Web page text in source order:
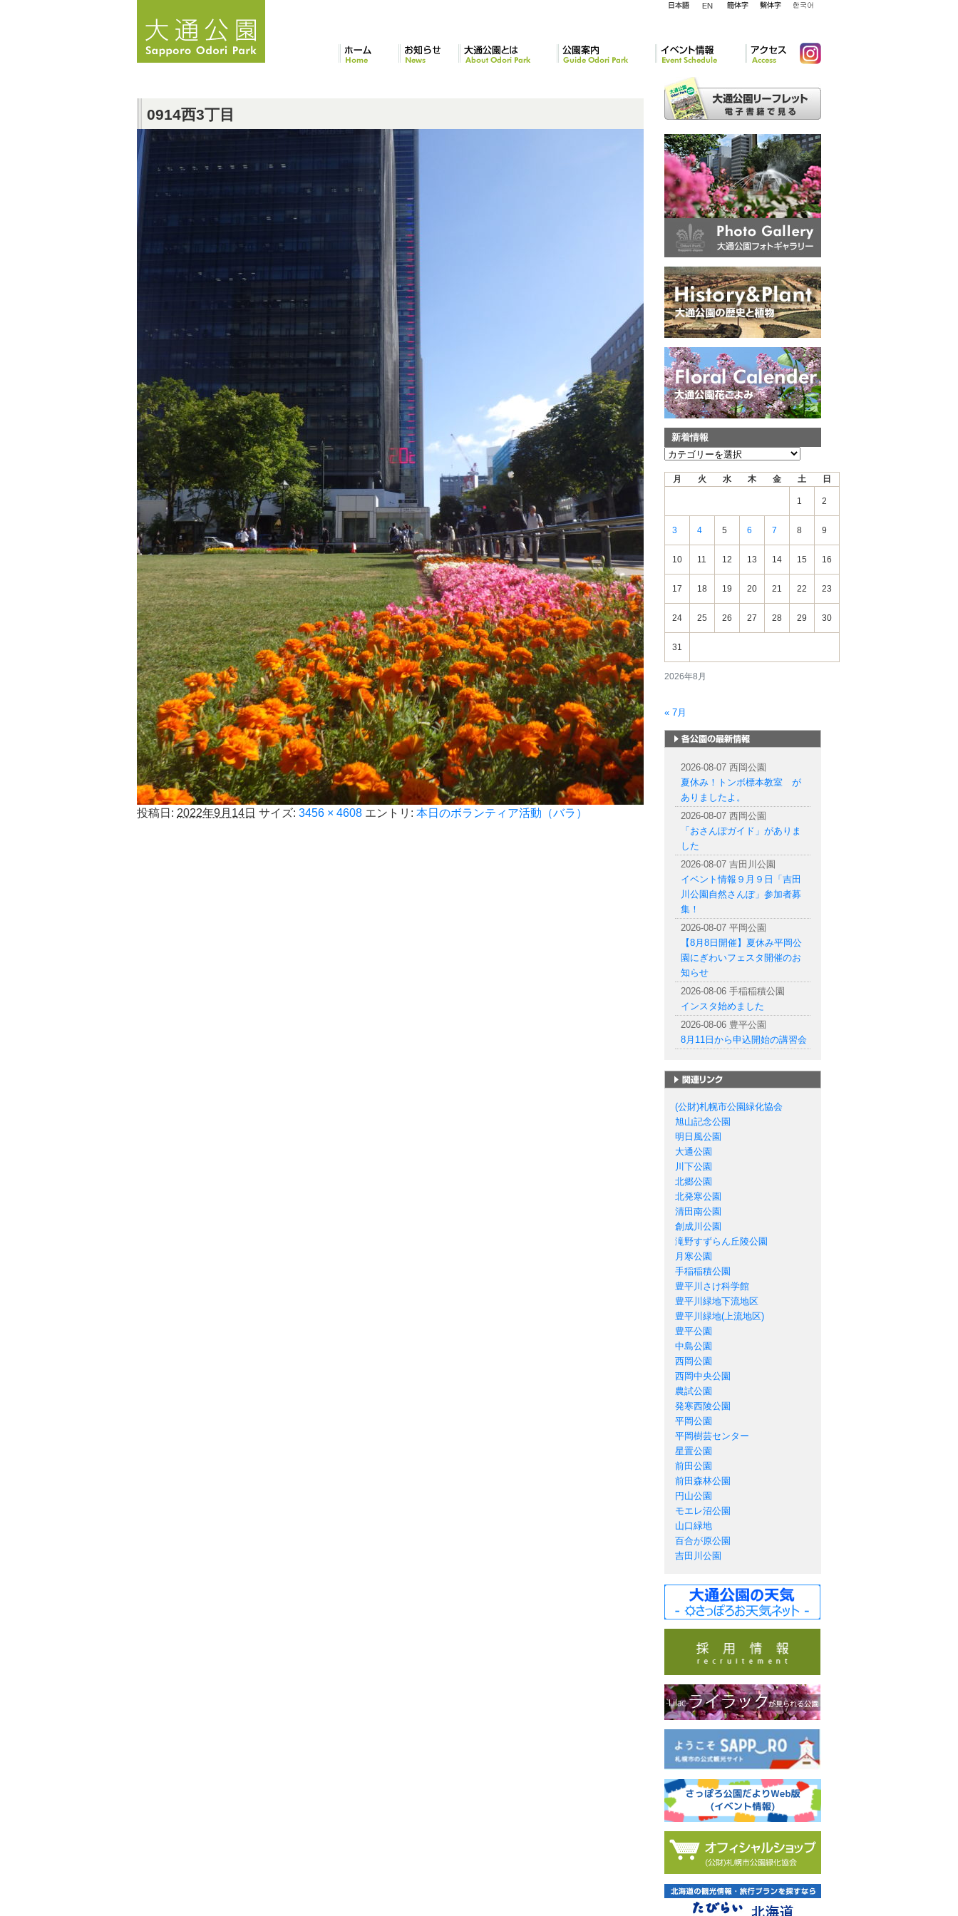
ス
0914西3丁目
投稿日: 2022年9月14日 サイズ: 3456 × 4608 エントリ: 本日のボランティア活動（バラ）
新着情報
新
2026年8月
月 火 水 木 金 土 日
1 2
3 4 5 6 7 8 9
10 11 12 13 14 15 16
17 18 19 20 21 22 23
24 25 26 27 28 29 30
31
« 7月
2026-08-07 西岡公園
夏休み！トンボ標本教室 が
ありましたよ。
2026-08-07 西岡公園
「おさんぽガイド」がありま
した
2026-08-07 吉田川公園
イベント情報９月９日「吉田
川公園自然さんぽ」参加者募
集！
2026-08-07 平岡公園
【8月8日開催】夏休み平岡公
園にぎわいフェスタ開催のお
知らせ
2026-08-06 手稲稲積公園
インスタ始めました
2026-08-06 豊平公園
8月11日から申込開始の講習会
(公財)札幌市公園緑化協会
旭山記念公園
明日風公園
大通公園
川下公園
北郷公園
北発寒公園
清田南公園
創成川公園
滝野すずらん丘陵公園
月寒公園
手稲稲積公園
豊平川さけ科学館
豊平川緑地下流地区
豊平川緑地(上流地区)
豊平公園
中島公園
西岡公園
西岡中央公園
農試公園
発寒西陵公園
平岡公園
平岡樹芸センター
星置公園
前田公園
前田森林公園
円山公園
モエレ沼公園
山口緑地
百合が原公園
吉田川公園